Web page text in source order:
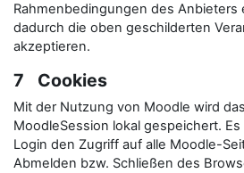
Rahmenbedingungen des Anbieters
dadurch die oben geschilderten
akzeptieren.
7 Cookies
Mit der Nutzung von Moodle wird
MoodleSession lokal gespeichert.
Login den Zugriff auf alle Moodle-
Abmelden bzw. Schließen des